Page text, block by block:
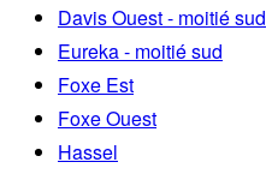
Davis Ouest - moitié sud
Eureka - moitié sud
Foxe Est
Foxe Ouest
Hassel